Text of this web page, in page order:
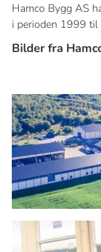
Hamco Bygg AS
i perioden 1999
Bilder fra